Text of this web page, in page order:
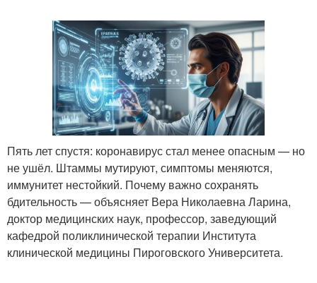
Пять лет спустя: коронавирус стал менее опасным — но
не ушёл. Штаммы мутируют, симптомы меняются,
иммунитет нестойкий. Почему важно сохранять
бдительность — объясняет Вера Николаевна Ларина,
доктор медицинских наук, профессор, заведующий
кафедрой поликлинической терапии Института
клинической медицины Пироговского Университета.